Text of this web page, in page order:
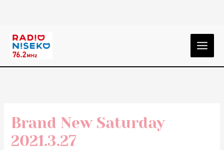
Brand New Saturday
2021.3.27